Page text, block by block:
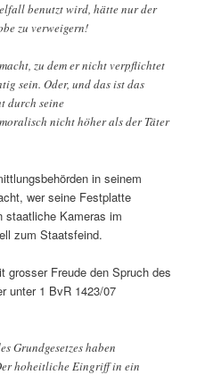
benutzt wird, hätte nur der
zu verweigern!
zu dem er nicht verpflichtet
sein. Oder, und das ist das
durch seine
nicht höher als der Täter
in seinem
wer seine Festplatte
staatliche Kameras im
zum Staatsfeind.
Freude den Spruch des
unter 1 BvR 1423/07
Grundgesetzes haben
hoheitliche Eingriff in ein